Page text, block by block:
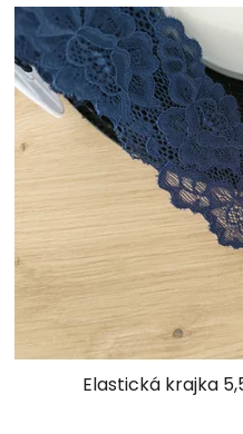
Elastická krajka